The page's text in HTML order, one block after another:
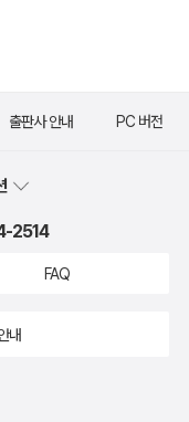
출판사 안내 PC 버전
2514
FAQ
내